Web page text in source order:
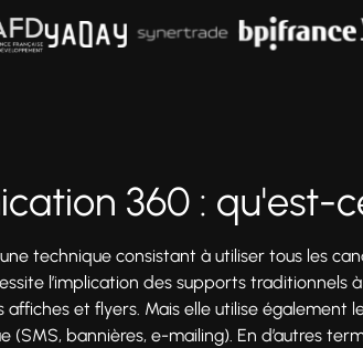
360 : qu'est-
technique consistant à utiliser tous les
l’implication des supports traditionnels
affiches et flyers. Mais elle utilise également
bannières, e-mailing). En d’autres